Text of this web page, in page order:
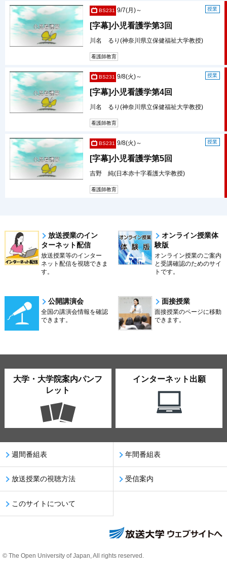
BS231 授業
9/7(月)～
[字幕]小児看護学第3回
川名 るり(神奈川県立保健福祉大学教授)
看護師教育
BS231 授業
9/8(火)～
[字幕]小児看護学第4回
川名 るり(神奈川県立保健福祉大学教授)
看護師教育
BS231 授業
9/8(火)～
[字幕]小児看護学第5回
吉野 純(日本赤十字看護大学教授)
看護師教育
放送授業のイン
ターネット配信
放送授業等のインター
ネット配信を視聴できま
す。
オンライン授業体
験版
オンライン授業のご案内
と受講確認のためのサイ
トです。
公開講演会
全国の講演会情報を確認
できます。
面接授業
面接授業のページに移動
できます。
大学・大学院案内パンフ
レット
インターネット出願
週間番組表 年間番組表
放送授業の視聴方法 受信案内
このサイトについて
© The Open University of Japan, All rights reserved.